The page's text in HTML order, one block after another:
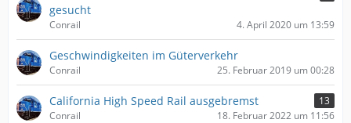
gesucht
Conrail 4. April 2020 um 13:59
Geschwindigkeiten im Güterverkehr
Conrail 25. Februar 2019 um 00:28
California High Speed Rail ausgebremst
13
Conrail
18. Februar 2022 um 11:56